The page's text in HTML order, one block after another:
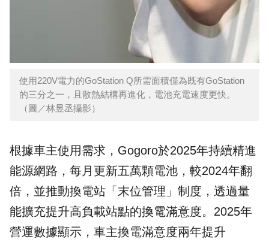
使用220V電力的GoStation Q所需面積僅為既有GoStation
的三分之一，且散熱結構再進化，電池充電速度更快。
（圖／林昱丞攝影）
根據車主使用需求，Gogoro於2025年持續精進
能源網路，每月更新五萬顆電池，較2024年翻
倍，並推動換電站「末位管理」制度，透過量
能擴充提升高負載站點的換電滿意度。2025年
營運數據顯示，車主換電滿意度兩年提升